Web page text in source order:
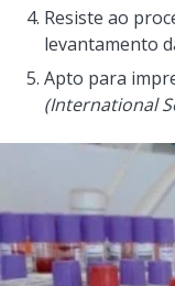
Resiste ao
levantamento
Apto para
(International